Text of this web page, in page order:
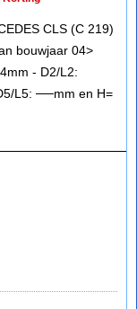
CLS (C 219)
bouwjaar 04>
- D2/L2:
L5: ──mm en H=